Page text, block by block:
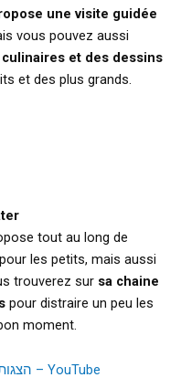
une visite guidée
vous pouvez aussi
et des dessins
et des plus grands.
tout au long de
les petits, mais aussi
trouverez sur sa chaine
pour distraire un peu les
moment.
הצגות תיאטרון הקרון אונליין – YouTube